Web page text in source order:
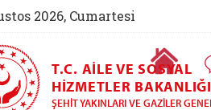
2026, Cumartesi
Ana
T.C. AILE VE SOSYAL
HIZMETLER BAKANLIĞI
ŞEHIT YAKINLARI VE GAZILER